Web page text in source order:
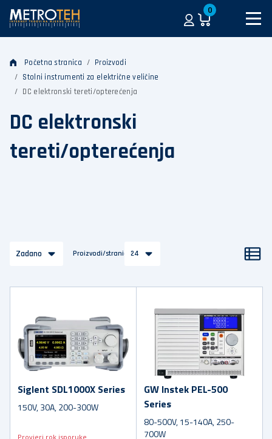
0
Početna stranica
Proizvodi
Stolni instrumenti za električne veličine
DC elektronski tereti/opterećenja
DC elektronski
tereti/opterećenja
Zadano Proizvodi/stranica24
Siglent SDL1000X Series
150V, 30A, 200-300W
Provjeri rok isporuke
GW Instek PEL-500
Series
80-500V, 15-140A, 250-
700W